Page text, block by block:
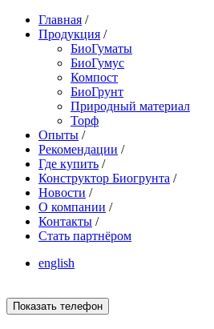
Главная /
Продукция /
БиоГуматы
БиоГумус
Компост
БиоГрунт
Природный материал
Торф
Опыты /
Рекомендации /
Где купить /
Конструктор Биогрунта /
Новости /
О компании /
Контакты /
Стать партнёром
english
Показать телефон